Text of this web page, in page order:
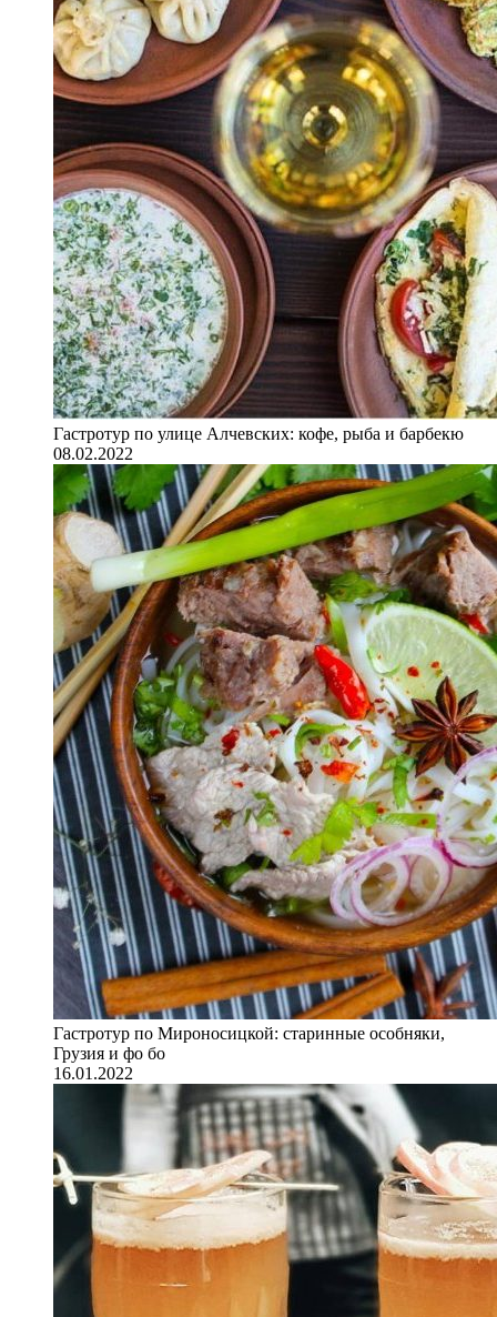
Гастротур по улице Алчевских: кофе, рыба и барбекю
08.02.2022
Гастротур по Мироносицкой: старинные особняки,
Грузия и фо бо
16.01.2022